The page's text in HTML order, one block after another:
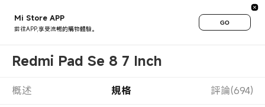
Mi Store APP
前往APP,享受流暢的購物體驗。
GO
Redmi Pad Se 8 7 Inch
概述 規格 評論(694)